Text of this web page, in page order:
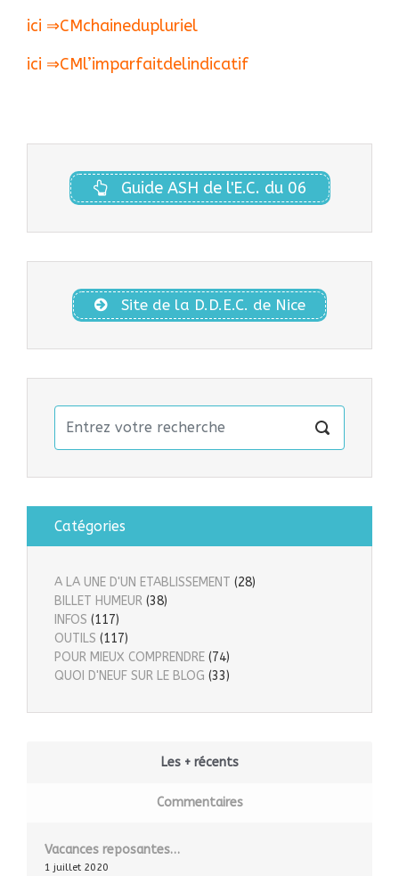
ici ⇒CMchainedupluriel
ici ⇒CMl’imparfaitdelindicatif
Guide ASH de l'E.C. du 06
Site de la D.D.E.C. de Nice
Catégories
A LA UNE D'UN ETABLISSEMENT (28)
BILLET HUMEUR (38)
INFOS (117)
OUTILS (117)
POUR MIEUX COMPRENDRE (74)
QUOI D'NEUF SUR LE BLOG (33)
Les + récents
Commentaires
Vacances reposantes…
1 juillet 2020